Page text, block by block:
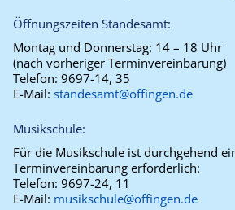
Öffnungszeiten Standesamt:
Montag und Donnerstag: 14 – 18 Uhr
(nach vorheriger Terminvereinbarung)
Telefon: 9697-14, 35
E-Mail: standesamt@offingen.de
Musikschule:
Für die Musikschule ist durchgehend
Terminvereinbarung erforderlich:
Telefon: 9697-24, 11
E-Mail: musikschule@offingen.de